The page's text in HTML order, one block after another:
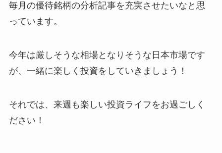
毎月の優待銘柄の分析記事を充実させたいなと思
っています。
今年は厳しそうな相場となりそうな日本市場です
が、一緒に楽しく投資をしていきましょう！
それでは、来週も楽しい投資ライフをお過ごしく
ださい！